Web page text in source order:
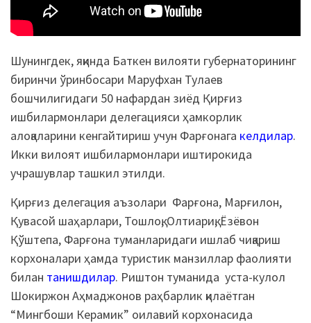
Шунингдек, яқинда Баткен вилояти губернаторининг
биринчи ўринбосари Маруфхан Тулаев
бошчилигидаги 50 нафардан зиёд Қирғиз
ишбилармонлари делегацияси ҳамкорлик
алоқаларини кенгайтириш учун Фарғонага келдилар.
Икки вилоят ишбилармонлари иштирокида
учрашувлар ташкил этилди.
Қирғиз делегация аъзолари Фарғона, Марғилон,
Қувасой шаҳарлари, Тошлоқ, Олтиариқ, Ёзёвон
Қўштепа, Фарғона туманларидаги ишлаб чиқариш
корхоналари ҳамда туристик манзиллар фаолияти
билан танишдилар. Риштон туманида уста-кулол
Шокиржон Аҳмаджонов раҳбарлик қилаётган
“Мингбоши Керамик” оилавий корхонасида